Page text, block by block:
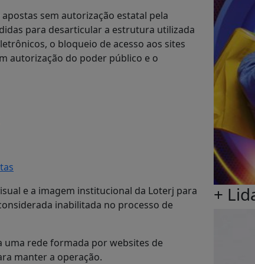
sem autorização estatal pela
para desarticular a estrutura utilizada
o bloqueio de acesso aos sites
autorização do poder público e o
e a imagem institucional da Loterj para
inabilitada no processo de
rede formada por websites de
manter a operação.
+